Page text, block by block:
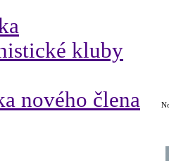
kluby
nového člena